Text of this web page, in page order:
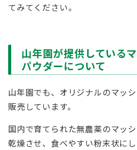
てみてください。
山年園が提供している
パウダーについて
山年園でも、オリジナルのマッ
販売しています。
国内で育てられた無農薬のマッ
乾燥させ、食べやすい粉末状に